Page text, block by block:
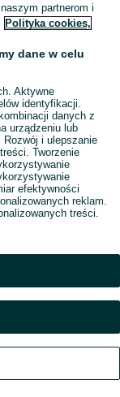
Czat Konto
partnerom i
Polityka cookies,
dane w celu
Aktywne
identyfikacji.
danych z
urządzeniu lub
i ulepszanie
Tworzenie
efektywności
reklam.
treści.